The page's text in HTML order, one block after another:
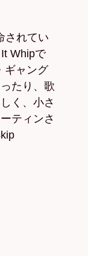
されてい
Whipで
ギャング
たり、歌
く、小さ
ティンさ